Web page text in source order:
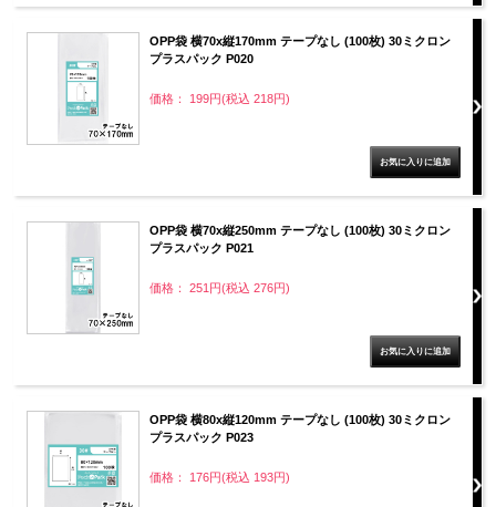
OPP袋 横70x縦170mm テープなし (100枚) 30ミクロン
プラスパック P020
価格： 199円(税込 218円)
OPP袋 横70x縦250mm テープなし (100枚) 30ミクロン
プラスパック P021
価格： 251円(税込 276円)
OPP袋 横80x縦120mm テープなし (100枚) 30ミクロン
プラスパック P023
価格： 176円(税込 193円)